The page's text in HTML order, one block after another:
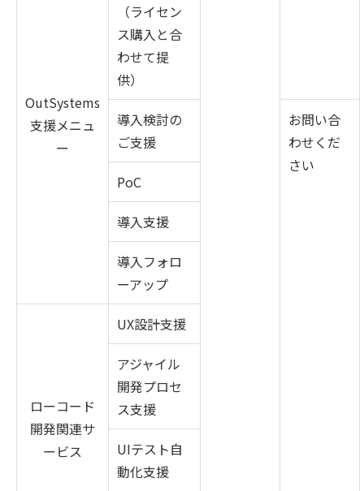
OutSystems
支援メニュ
ー
（ライセン
ス購入と合
わせて提
供）
導入検討の
ご支援
お問い合
わせくだ
さい
PoC
導入支援
導入フォロ
ーアップ
ローコード
開発関連サ
ービス
UX設計支援
アジャイル
開発プロセ
ス支援
UIテスト自
動化支援